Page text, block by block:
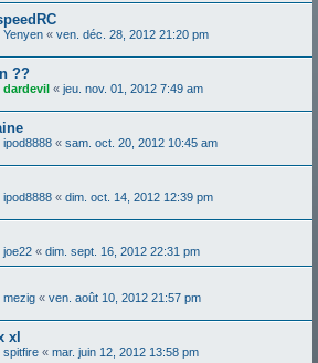
Yenyen « ven. déc. 28, 2012 21:20 pm
??
dardevil « jeu. nov. 01, 2012 7:49 am
ipod8888 « sam. oct. 20, 2012 10:45 am
ipod8888 « dim. oct. 14, 2012 12:39 pm
joe22 « dim. sept. 16, 2012 22:31 pm
mezig « ven. août 10, 2012 21:57 pm
xl
spitfire « mar. juin 12, 2012 13:58 pm